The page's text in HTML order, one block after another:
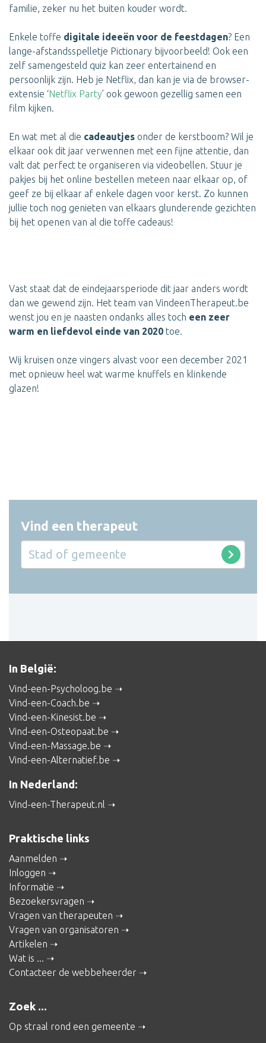
familie, zeker nu het buiten kouder wordt.
Enkele toffe digitale ideeën voor de feestdagen? Een
lange-afstandsspelletje Pictionary bijvoorbeeld! Ook een
zelf samengesteld quiz kan zeer entertainend en
persoonlijk zijn. Heb je Netflix, dan kan je via de browser-
extensie ‘Netflix Party’ ook gewoon gezellig samen een
film kijken.
En wat met al die cadeautjes onder de kerstboom? Wil je
elkaar ook dit jaar verwennen met een fijne attentie, dan
valt dat perfect te organiseren via videobellen. Stuur je
pakjes bij het online bestellen meteen naar elkaar op, of
geef ze bij elkaar af enkele dagen voor kerst. Zo kunnen
jullie toch nog genieten van elkaars glunderende gezichten
bij het openen van al die toffe cadeaus!
Vast staat dat de eindejaarsperiode dit jaar anders wordt
dan we gewend zijn. Het team van VindeenTherapeut.be
wenst jou en je naasten ondanks alles toch een zeer
warm en liefdevol einde van 2020 toe.
Wij kruisen onze vingers alvast voor een december 2021
met opnieuw heel wat warme knuffels en klinkende
glazen!
Vind een therapeut
In België:
Vind-een-Psycholoog.be
Vind-een-Coach.be
Vind-een-Kinesist.be
Vind-een-Osteopaat.be
Vind-een-Massage.be
Vind-een-Alternatief.be
In Nederland:
Vind-een-Therapeut.nl
Praktische links
Aanmelden
Inloggen
Informatie
Bezoekersvragen
Vragen van therapeuten
Vragen van organisatoren
Artikelen
Wat is ...
Contacteer de webbeheerder
Zoek ...
Op straal rond een gemeente